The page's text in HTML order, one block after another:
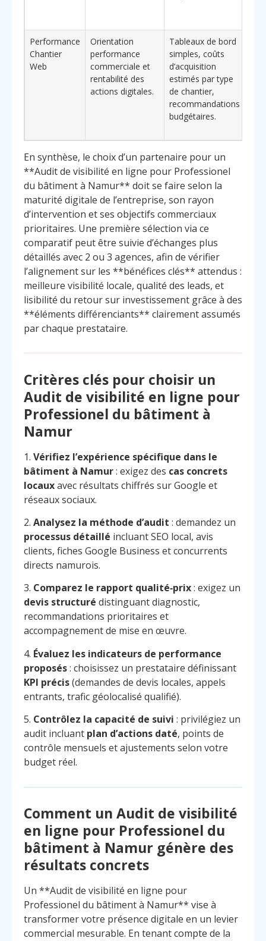
Contact
Performance
Chantier
Web
Orientation
performance
commerciale et
rentabilité des
actions digitales.
Tableaux de bord
simples, coûts
d’acquisition
estimés par type
de chantier,
recommandations
budgétaires.
En synthèse, le choix d’un partenaire pour un
**Audit de visibilité en ligne pour Professionel
du bâtiment à Namur** doit se faire selon la
maturité digitale de l’entreprise, son rayon
d’intervention et ses objectifs commerciaux
prioritaires. Une première sélection via ce
comparatif peut être suivie d’échanges plus
détaillés avec 2 ou 3 agences, afin de vérifier
l’alignement sur les **bénéfices clés** attendus :
meilleure visibilité locale, qualité des leads, et
lisibilité du retour sur investissement grâce à des
**éléments différenciants** clairement assumés
par chaque prestataire.
Critères clés pour choisir un
Audit de visibilité en ligne pour
Professionel du bâtiment à
Namur
1. Vérifiez l’expérience spécifique dans le
bâtiment à Namur: exigez des cas concrets
locauxavec résultats chiffrés sur Google et
réseaux sociaux.
2. Analysez la méthode d’audit : demandez un
processus détaillé incluant SEO local, avis
clients, fiches Google Business et concurrents
directs namurois.
3. Comparez le rapport qualité‑prix: exigez un
devis structuré distinguant diagnostic,
recommandations prioritaires et
accompagnement de mise en œuvre.
4. Évaluez les indicateurs de performance
proposés: choisissez un prestataire définissant
KPI précis(demandes de devis locales, appels
entrants, trafic géolocalisé qualifié).
5. Contrôlez la capacité de suivi : privilégiez un
audit incluant plan d’actions daté, points de
contrôle mensuels et ajustements selon votre
budget réel.
Comment un Audit de visibilité
en ligne pour Professionel du
bâtiment à Namur génère des
résultats concrets
Un **Audit de visibilité en ligne pour
Professionel du bâtiment à Namur** vise à
transformer votre présence digitale en un levier
commercial mesurable. En tenant compte de la